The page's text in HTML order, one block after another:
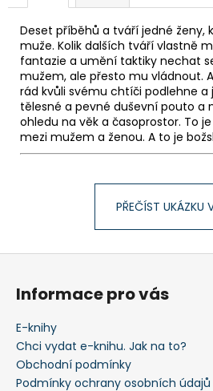
Deset příběhů a tváří jedné ženy,
muže. Kolik dalších tváří vlastně
fantazie a umění taktiky nechat
mužem, ale přesto mu vládnout.
rád kvůli svému chtíči podlehne
tělesné a pevné duševní pouto a
ohledu na věk a časoprostor. To
mezi mužem a ženou. A to je
PŘEČÍST UKÁZKU
Z
Informace pro vás
E-knihy
Chci vydat e-knihu. Jak na to?
Obchodní podmínky
Podmínky ochrany osobních údajů